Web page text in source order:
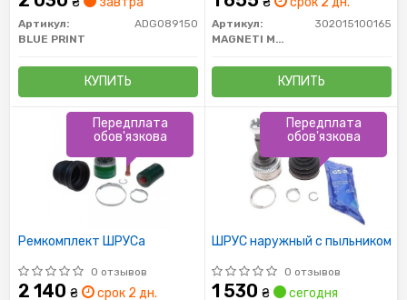
Артикул:
ADG089150
BLUE PRINT
КУПИТЬ
Артикул:
302015100165
MAGNETI MARELLI
КУПИТЬ
Ремкомплект ШРУСа
0 отзывов
2 140 ₴ срок 2 дн.
Передплата
обов'язкова
ШРУС наружный с пыльником
0 отзывов
1 530 ₴ сегодня
Передплата
обов'язкова